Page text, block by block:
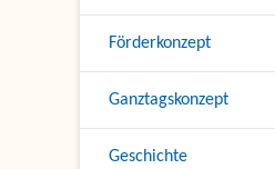
Förderkonzept
Ganztagskonzept
Geschichte